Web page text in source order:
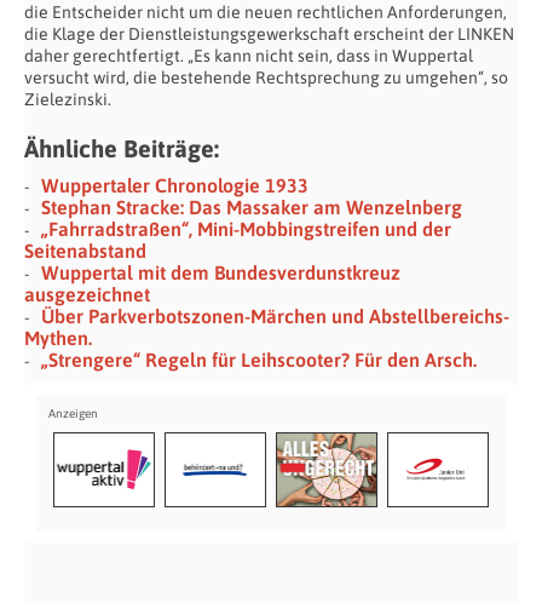
die Entscheider nicht um die neuen rechtlichen Anforderungen,
die Klage der Dienstleistungsgewerkschaft erscheint der LINKEN
daher gerechtfertigt. „Es kann nicht sein, dass in Wuppertal
versucht wird, die bestehende Rechtsprechung zu umgehen“, so
Zielezinski.
Ähnliche Beiträge:
Wuppertaler Chronologie 1933
Stephan Stracke: Das Massaker am Wenzelnberg
„Fahrradstraßen“, Mini-Mobbingstreifen und der
Seitenabstand
Wuppertal mit dem Bundesverdunstkreuz
ausgezeichnet
Über Parkverbotszonen-Märchen und Abstellbereichs-
Mythen.
„Strengere“ Regeln für Leihscooter? Für den Arsch.